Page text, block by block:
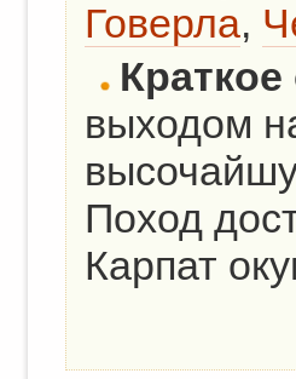
Говерла,
выходом
Поход
Карпат